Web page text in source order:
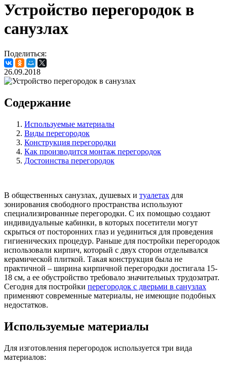
Устройство перегородок в
санузлах
Поделиться:
26.09.2018
Содержание
Используемые материалы
Виды перегородок
Конструкция перегородки
Как производится монтаж перегородок
Достоинства перегородок
В общественных санузлах, душевых и туалетах для
зонирования свободного пространства используют
специализированные перегородки. С их помощью создают
индивидуальные кабинки, в которых посетители могут
скрыться от посторонних глаз и уединиться для проведения
гигиенических процедур. Раньше для постройки перегородок
использовали кирпич, который с двух сторон отделывался
керамической плиткой. Такая конструкция была не
практичной – ширина кирпичной перегородки достигала 15-
18 см, а ее обустройство требовало значительных трудозатрат.
Сегодня для постройки перегородок с дверьми в санузлах
применяют современные материалы, не имеющие подобных
недостатков.
Используемые материалы
Для изготовления перегородок используется три вида
материалов: